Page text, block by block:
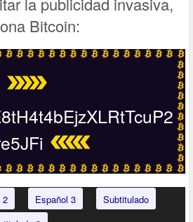
Bitcoin:
2 Español 3
Subtitulado